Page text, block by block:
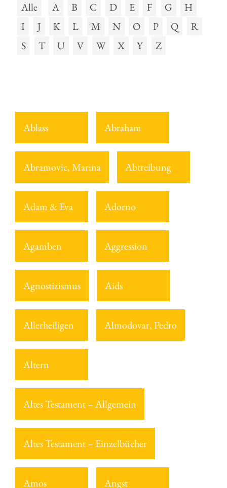
Alle A B C D E F G
H
I
J K L M N O P Q
R
S
T U V W X Y Z
Ablass Abraham
Abramovic, Marina Abtreibung
Adam & Eva Adorno
Agamben Aggression
Agnostizismus Aids
Allerheiligen Almodovar, Pedro
Altern
Altes Testament – Allgemein
Altes Testament – Einzelbücher
Amos Angst